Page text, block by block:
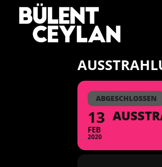
Zum
Inhalt
springen
ABGESCHLOSSEN
13
FEB
2020